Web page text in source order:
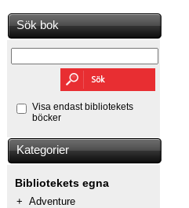
Sök bok
Visa endast bibliotekets
böcker
Kategorier
Bibliotekets egna
+ Adventure